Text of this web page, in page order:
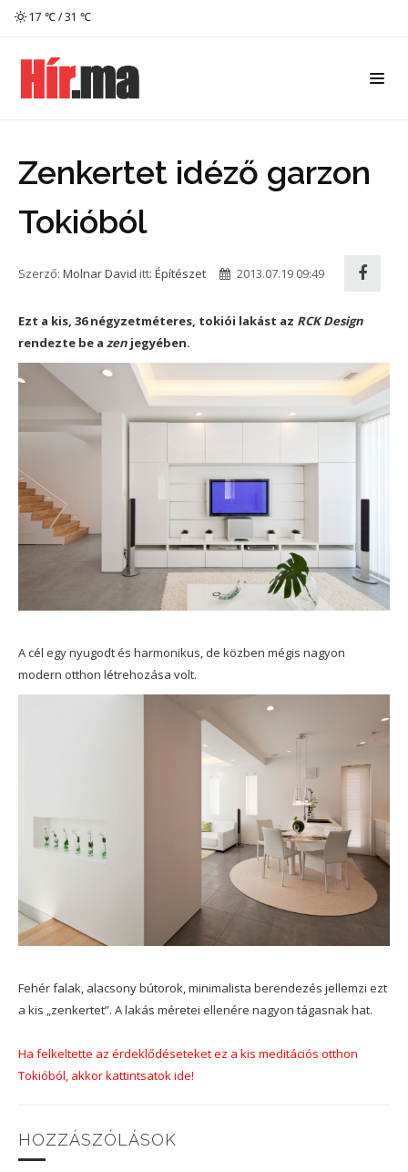
17 ℃ / 31 ℃
Zenkertet idéző garzon
Tokióból
Szerző: Molnar David itt: Építészet 2013.07.19 09:49
Ezt a kis, 36 négyzetméteres, tokiói lakást az RCK Design
rendezte be a zen jegyében.
A cél egy nyugodt és harmonikus, de közben mégis nagyon
modern otthon létrehozása volt.
Fehér falak, alacsony bútorok, minimalista berendezés jellemzi ezt
a kis „zenkertet”. A lakás méretei ellenére nagyon tágasnak hat.
Ha felkeltette az érdeklődéseteket ez a kis meditációs otthon
Tokióból, akkor kattintsatok ide!
HOZZÁSZÓLÁSOK